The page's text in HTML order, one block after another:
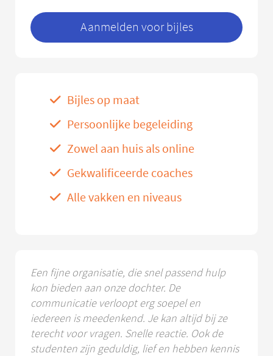
Aanmelden voor bijles
Bijles op maat
Persoonlijke begeleiding
Zowel aan huis als online
Gekwalificeerde coaches
Alle vakken en niveaus
Een fijne organisatie, die snel passend hulp
kon bieden aan onze dochter. De
communicatie verloopt erg soepel en
iedereen is meedenkend. Je kan altijd bij ze
terecht voor vragen. Snelle reactie. Ook de
studenten zijn geduldig, lief en hebben kennis